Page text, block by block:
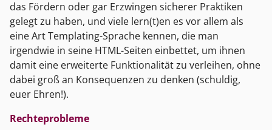
das Fördern oder gar Erzwingen sicherer Praktiken
gelegt zu haben, und viele lern(t)en es vor allem als
eine Art Templating-Sprache kennen, die man
irgendwie in seine HTML-Seiten einbettet, um ihnen
damit eine erweiterte Funktionalität zu verleihen, ohne
dabei groß an Konsequenzen zu denken (schuldig,
euer Ehren!).
Rechteprobleme